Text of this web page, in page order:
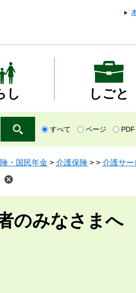
し しごと
すべて ページ PDF
・国民年金 > 介護保険 > > 介護サー
のみなさまへ